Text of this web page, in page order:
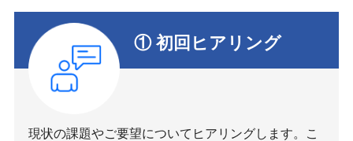
① 初回ヒアリング
現状の課題やご要望についてヒアリングします。こ